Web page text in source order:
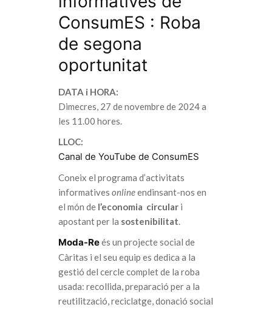
ConsumES : Roba
de segona
oportunitat
DATA i HORA:
Dimecres, 27 de novembre de 2024 a
les 11.00 hores.
LLOC:
Canal de YouTube de ConsumES
Coneix el programa d’activitats
informatives onlineendinsant-nos en
el món de l’economia circular i
apostant per la sostenibilitat.
Moda-Reés un projecte social de
Càritas i el seu equip es dedica a la
gestió del cercle complet de la roba
usada: recollida, preparació per a la
reutilització, reciclatge, donació social